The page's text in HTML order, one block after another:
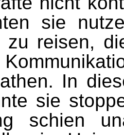
sie
zu reisen,
In
sie
schien